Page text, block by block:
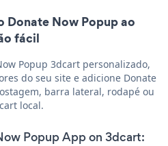
Now Popup ao
fácil
Popup 3dcart personalizado,
do seu site e adicione Donate
barra lateral, rodapé ou
local.
Popup App on 3dcart: